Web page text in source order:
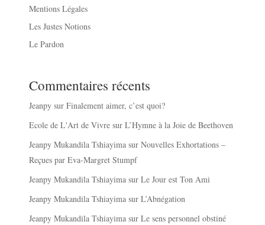
Mentions Légales
Les Justes Notions
Le Pardon
Commentaires récents
Jeanpy surFinalement aimer, c’est quoi?
Ecole de L'Art de Vivre surL’Hymne à la Joie de Beethoven
Jeanpy Mukandila Tshiayima surNouvelles Exhortations –
Reçues par Eva-Margret Stumpf
Jeanpy Mukandila Tshiayima surLe Jour est Ton Ami
Jeanpy Mukandila Tshiayima surL’Abnégation
Jeanpy Mukandila Tshiayima surLe sens personnel obstiné